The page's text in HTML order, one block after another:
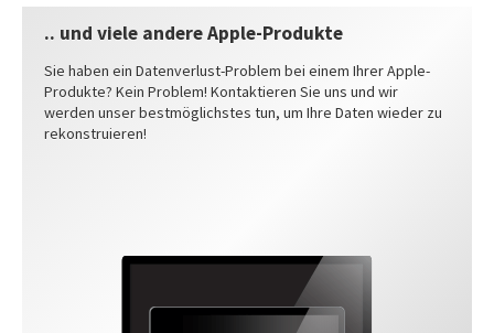
.. und viele andere Apple-Produkte
Sie haben ein Datenverlust-Problem bei einem Ihrer Apple-
Produkte? Kein Problem! Kontaktieren Sie uns und wir
werden unser bestmöglichstes tun, um Ihre Daten wieder zu
rekonstruieren!